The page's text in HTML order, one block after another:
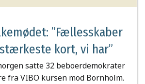
”Fællesskaber
kort, vi har”
satte 32 beboerdemokrater
fra VIBO kursen mod Bornholm.